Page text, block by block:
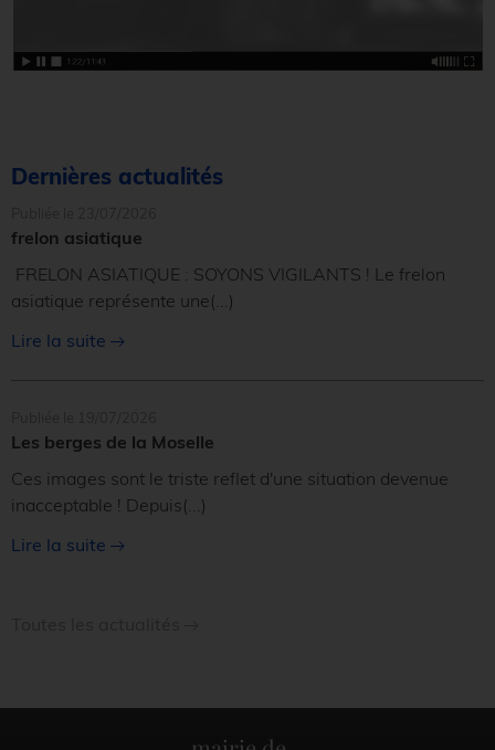
Dernières actualités
frelon asiatique
FRELON ASIATIQUE : SOYONS VIGILANTS ! Le frelon
asiatique représente une(...)
Lire la suite
Les berges de la Moselle
Ces images sont le triste reflet d'une situation devenue
inacceptable ! Depuis(...)
Lire la suite